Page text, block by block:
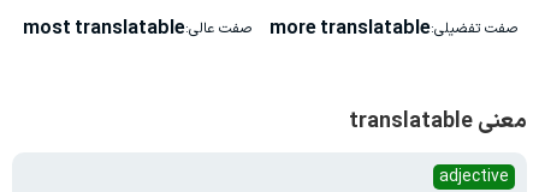
صفت تفضیلی:more translatable صفت عالی:most translatable
معنی translatable
adjective